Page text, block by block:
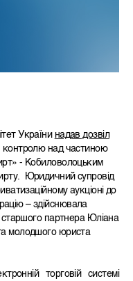
України надав дозвіл
контролю над частиною
- Кобиловолоцьким
Юридичний супровід
аукціоні до
– здійснювала
старшого партнера Юліана
молодшого юриста
торговій системі